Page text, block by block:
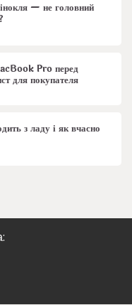
— не головний
Pro перед
для покупателя
з ладу і як вчасно